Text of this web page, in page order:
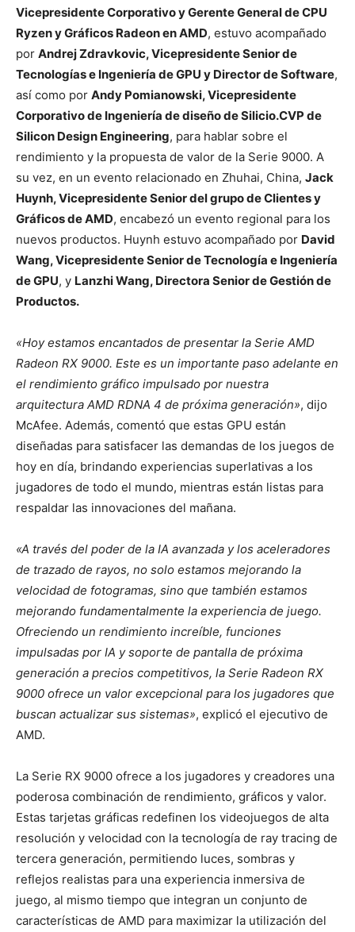
Vicepresidente Corporativo y Gerente General de CPU
Ryzen y Gráficos Radeon en AMD, estuvo acompañado
por Andrej Zdravkovic, Vicepresidente Senior de
Tecnologías e Ingeniería de GPU y Director de Software,
así como por Andy Pomianowski, Vicepresidente
Corporativo de Ingeniería de diseño de Silicio.CVP de
Silicon Design Engineering, para hablar sobre el
rendimiento y la propuesta de valor de la Serie 9000. A
su vez, en un evento relacionado en Zhuhai, China, Jack
Huynh, Vicepresidente Senior del grupo de Clientes y
Gráficos de AMD, encabezó un evento regional para los
nuevos productos. Huynh estuvo acompañado por David
Wang, Vicepresidente Senior de Tecnología e Ingeniería
de GPU, y Lanzhi Wang, Directora Senior de Gestión de
Productos.
«Hoy estamos encantados de presentar la Serie AMD
Radeon RX 9000. Este es un importante paso adelante en
el rendimiento gráfico impulsado por nuestra
arquitectura AMD RDNA 4 de próxima generación», dijo
McAfee. Además, comentó que estas GPU están
diseñadas para satisfacer las demandas de los juegos de
hoy en día, brindando experiencias superlativas a los
jugadores de todo el mundo, mientras están listas para
respaldar las innovaciones del mañana.
«A través del poder de la IA avanzada y los aceleradores
de trazado de rayos, no solo estamos mejorando la
velocidad de fotogramas, sino que también estamos
mejorando fundamentalmente la experiencia de juego.
Ofreciendo un rendimiento increíble, funciones
impulsadas por IA y soporte de pantalla de próxima
generación a precios competitivos, la Serie Radeon RX
9000 ofrece un valor excepcional para los jugadores que
buscan actualizar sus sistemas», explicó el ejecutivo de
AMD.
La Serie RX 9000 ofrece a los jugadores y creadores una
poderosa combinación de rendimiento, gráficos y valor.
Estas tarjetas gráficas redefinen los videojuegos de alta
resolución y velocidad con la tecnología de ray tracing de
tercera generación, permitiendo luces, sombras y
reflejos realistas para una experiencia inmersiva de
juego, al mismo tiempo que integran un conjunto de
características de AMD para maximizar la utilización del